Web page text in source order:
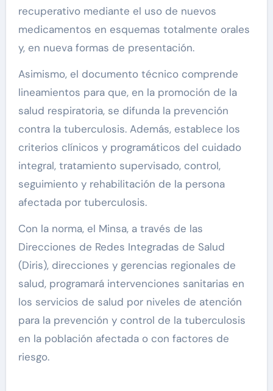
recuperativo mediante el uso de nuevos
medicamentos en esquemas totalmente orales
y, en nueva formas de presentación.
Asimismo, el documento técnico comprende
lineamientos para que, en la promoción de la
salud respiratoria, se difunda la prevención
contra la tuberculosis. Además, establece los
criterios clínicos y programáticos del cuidado
integral, tratamiento supervisado, control,
seguimiento y rehabilitación de la persona
afectada por tuberculosis.
Con la norma, el Minsa, a través de las
Direcciones de Redes Integradas de Salud
(Diris), direcciones y gerencias regionales de
salud, programará intervenciones sanitarias en
los servicios de salud por niveles de atención
para la prevención y control de la tuberculosis
en la población afectada o con factores de
riesgo.